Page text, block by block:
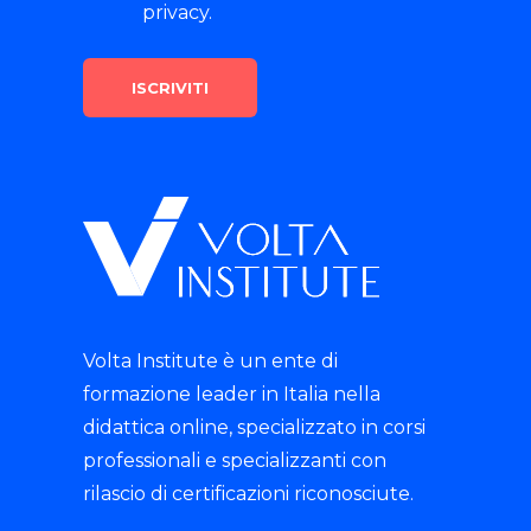
privacy.
Volta Institute è un ente di
formazione leader in Italia nella
didattica online, specializzato in corsi
professionali e specializzanti con
rilascio di certificazioni riconosciute.